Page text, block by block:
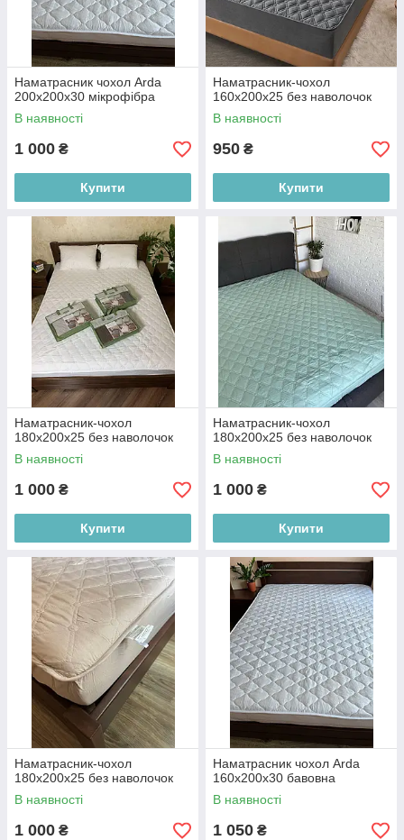
Наматрасник чохол Arda
200х200х30 мікрофібра
В наявності
1 000 ₴
Купити
Наматрасник-чохол
160х200х25 без наволочок
В наявності
950 ₴
Купити
Наматрасник-чохол
180х200х25 без наволочок
В наявності
1 000 ₴
Купити
Наматрасник-чохол
180х200х25 без наволочок
В наявності
1 000 ₴
Купити
Наматрасник-чохол
180х200х25 без наволочок
В наявності
1 000 ₴
Наматрасник чохол Arda
160х200х30 бавовна
В наявності
1 050 ₴